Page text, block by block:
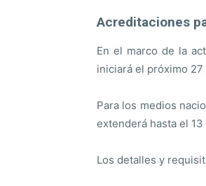
Acreditaciones
En el marco de la
iniciará el próximo 27
Para los medios
extenderá hasta el
Los detalles y